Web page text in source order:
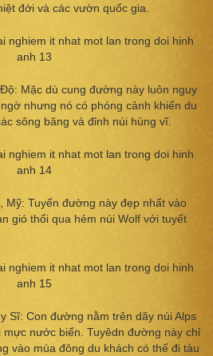
đới và các vườn quốc gia.
Mặc dù cung đường này luôn nguy
nhưng nó có phóng cảnh khiến du
sông băng và đỉnh núi hùng vĩ.
Tuyến đường này đẹp nhất vào
gió thổi qua hẻm núi Wolf với tuyết
Sĩ: Con đường nằm trên dãy núi Alps
nước biển. Tuyêdn đường này chỉ
vào mùa đông du khách có thể đi tàu